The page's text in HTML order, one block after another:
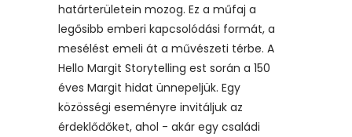
határterületein mozog. Ez a műfaj a
legősibb emberi kapcsolódási formát, a
mesélést emeli át a művészeti térbe. A
Hello Margit Storytelling est során a 150
éves Margit hidat ünnepeljük. Egy
közösségi eseményre invitáljuk az
érdeklődőket, ahol - akár egy családi